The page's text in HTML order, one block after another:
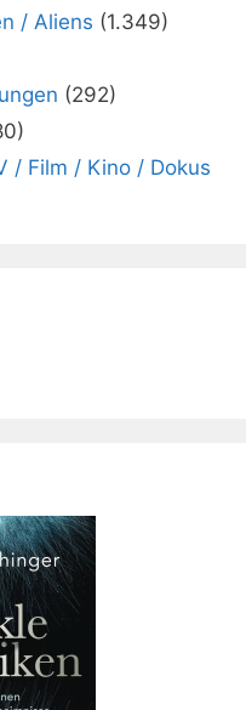
/ Aliens (1.349)
(292)
/ Film / Kino / Dokus